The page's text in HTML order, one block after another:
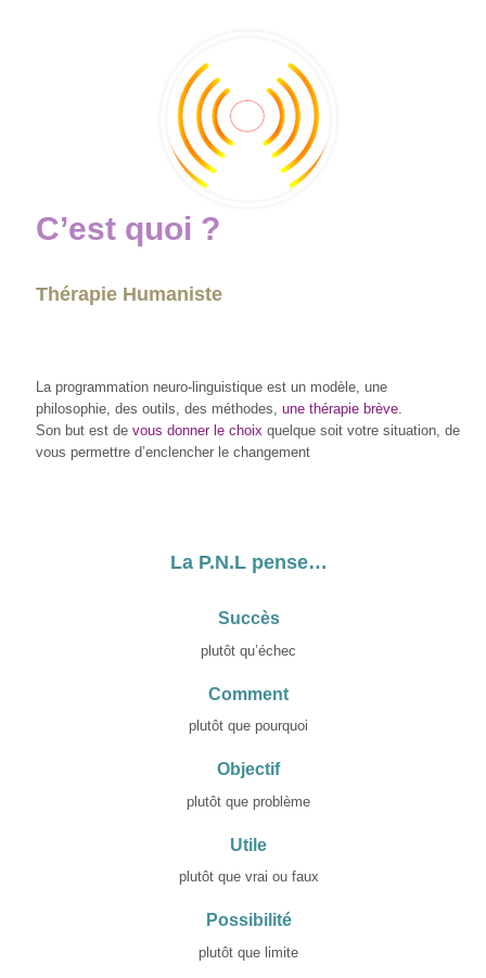
C’est quoi ?
Thérapie Humaniste
La programmation neuro-linguistique est un modèle, une
philosophie, des outils, des méthodes, une thérapie brève.
Son but est de vous donner le choix quelque soit votre situation, de
vous permettre d’enclencher le changement
La P.N.L pense…
Succès
plutôt qu’échec
Comment
plutôt que pourquoi
Objectif
plutôt que problème
Utile
plutôt que vrai ou faux
Possibilité
plutôt que limite